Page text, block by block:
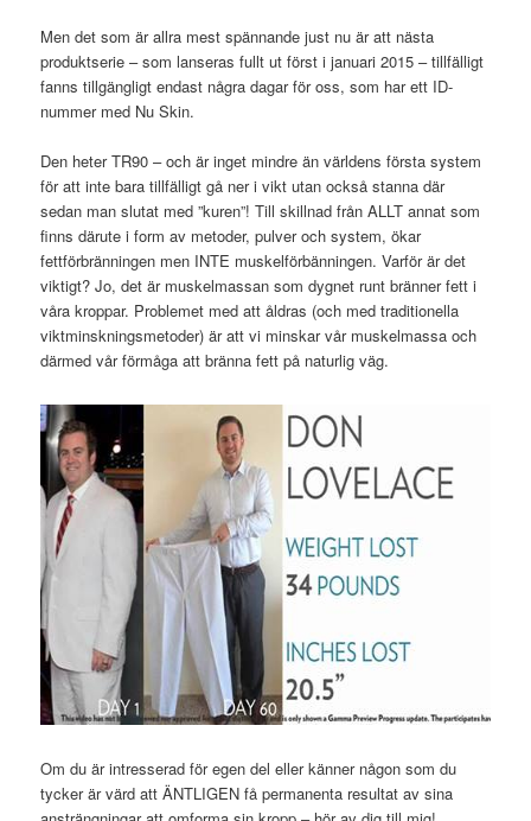
Men det som är allra mest spännande just nu är att nästa
produktserie – som lanseras fullt ut först i januari 2015 – tillfälligt
fanns tillgängligt endast några dagar för oss, som har ett ID-
nummer med Nu Skin.
Den heter TR90 – och är inget mindre än världens första system
för att inte bara tillfälligt gå ner i vikt utan också stanna där
sedan man slutat med ”kuren”! Till skillnad från ALLT annat som
finns därute i form av metoder, pulver och system, ökar
fettförbränningen men INTE muskelförbänningen. Varför är det
viktigt? Jo, det är muskelmassan som dygnet runt bränner fett i
våra kroppar. Problemet med att åldras (och med traditionella
viktminskningsmetoder) är att vi minskar vår muskelmassa och
därmed vår förmåga att bränna fett på naturlig väg.
Om du är intresserad för egen del eller känner någon som du
tycker är värd att ÄNTLIGEN få permanenta resultat av sina